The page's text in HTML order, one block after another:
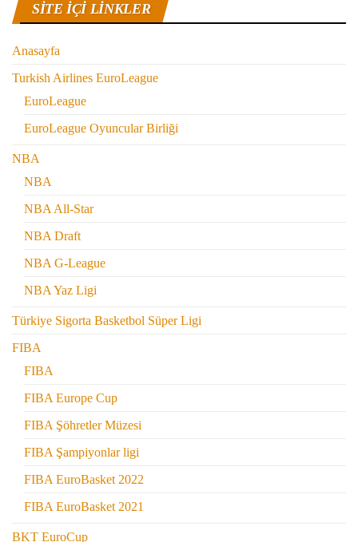
SITE IÇI LINKLER
Anasayfa
Turkish Airlines EuroLeague
EuroLeague
EuroLeague Oyuncular Birliği
NBA
NBA
NBA All-Star
NBA Draft
NBA G-League
NBA Yaz Ligi
Türkiye Sigorta Basketbol Süper Ligi
FIBA
FIBA
FIBA Europe Cup
FIBA Şöhretler Müzesi
FIBA Şampiyonlar ligi
FIBA EuroBasket 2022
FIBA EuroBasket 2021
BKT EuroCup